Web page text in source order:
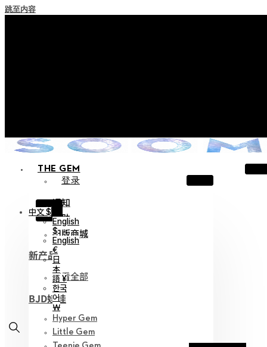
跳至内容
THE GEM
登录
X
通知
帮助
旧版商城
新产品
查看全部
BJD娃娃
Hyper Gem
Little Gem
中文 $
English
$
English
€
日
本
語 ¥
한국
어
￦